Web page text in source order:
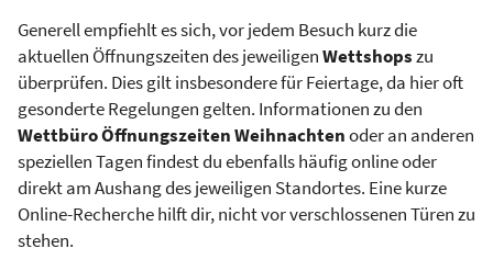
Generell empfiehlt es sich, vor jedem Besuch kurz die
aktuellen Öffnungszeiten des jeweiligenWettshopszu
überprüfen. Dies gilt insbesondere für Feiertage, da hier oft
gesonderte Regelungen gelten. Informationen zu den
Wettbüro Öffnungszeiten Weihnachtenoder an anderen
speziellen Tagen findest du ebenfalls häufig online oder
direkt am Aushang des jeweiligen Standortes. Eine kurze
Online-Recherche hilft dir, nicht vor verschlossenen Türen zu
stehen.